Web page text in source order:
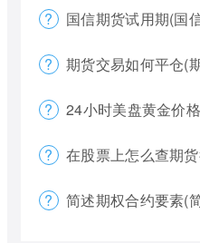
国信期货试用期(国
期货交易如何平仓(
24小时美盘黄金价格走势
在股票上怎么查期
简述期权合约要素(